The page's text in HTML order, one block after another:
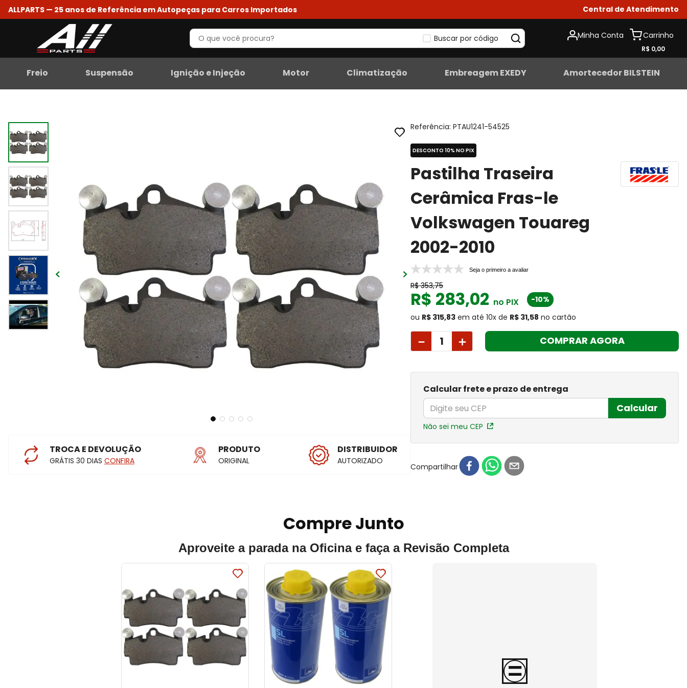
ALLPARTS — 25 anos de Referência em Autopeças para Carros Importados Central de Atendimento
Buscar por código Minha Conta
R$ 0,00
Freio Suspensão Ignição e Injeção Motor Climatização Embreagem EXEDY Amortecedor BILSTEIN
TROCA E DEVOLUÇÃO
GRÁTIS 30 DIAS CONFIRA
PRODUTO
ORIGINAL
DISTRIBUIDOR
AUTORIZADO
Referência:PTAU1241-54525
DESCONTO 10% NO PIX
Pastilha Traseira
Cerâmica Fras-le
Volkswagen Touareg
2002-2010
Seja o primeiro a avaliar
R$ 353,75
R$ 283,02 no PIX
-10%
ou R$ 315,83 em até 10x de R$ 31,58 no cartão
＋
－ COMPRAR AGORA
Calcular frete e prazo de entrega
Calcular
Não sei meu CEP
Compartilhar
Compre Junto
Aproveite a parada na Oficina e faça a Revisão Completa